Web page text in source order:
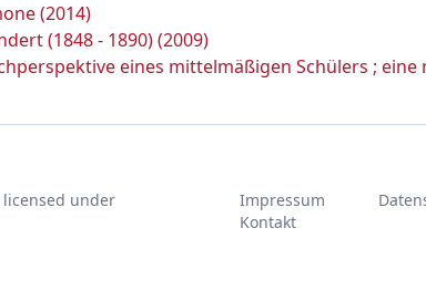
(2014)
(1848 - 1890) (2009)
eines mittelmäßigen Schülers ;
licensed under
Impressum
Kontakt